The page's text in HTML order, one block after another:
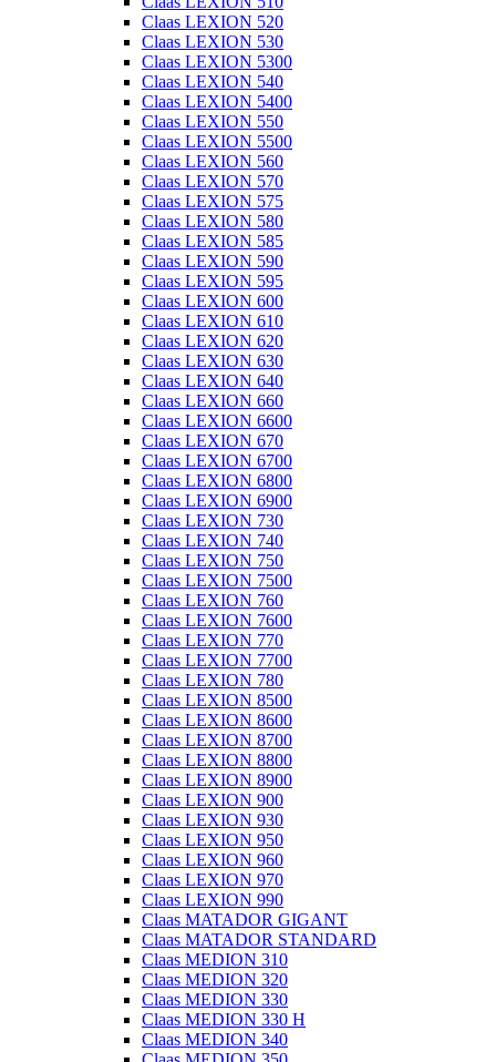
Claas LEXION 520
Claas LEXION 530
Claas LEXION 5300
Claas LEXION 540
Claas LEXION 5400
Claas LEXION 550
Claas LEXION 5500
Claas LEXION 560
Claas LEXION 570
Claas LEXION 575
Claas LEXION 580
Claas LEXION 585
Claas LEXION 590
Claas LEXION 595
Claas LEXION 600
Claas LEXION 610
Claas LEXION 620
Claas LEXION 630
Claas LEXION 640
Claas LEXION 660
Claas LEXION 6600
Claas LEXION 670
Claas LEXION 6700
Claas LEXION 6800
Claas LEXION 6900
Claas LEXION 730
Claas LEXION 740
Claas LEXION 750
Claas LEXION 7500
Claas LEXION 760
Claas LEXION 7600
Claas LEXION 770
Claas LEXION 7700
Claas LEXION 780
Claas LEXION 8500
Claas LEXION 8600
Claas LEXION 8700
Claas LEXION 8800
Claas LEXION 8900
Claas LEXION 900
Claas LEXION 930
Claas LEXION 950
Claas LEXION 960
Claas LEXION 970
Claas LEXION 990
Claas MATADOR GIGANT
Claas MATADOR STANDARD
Claas MEDION 310
Claas MEDION 320
Claas MEDION 330
Claas MEDION 330 H
Claas MEDION 340